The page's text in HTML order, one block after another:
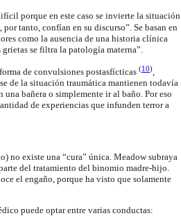
porque en este caso se invierte la situación
tanto, confían en su discurso”. Se basan en
como la ausencia de una historia clínica
se filtra la patología materna”.
de convulsiones postasfícticas (10),
de la situación traumática mantienen todavía
bañera o simplemente ir al baño. Por eso
de experiencias que infunden terror a
no existe una “cura” única. Meadow subraya
del tratamiento del binomio madre-hijo.
el engaño, porque ha visto que solamente
puede optar entre varias conductas: